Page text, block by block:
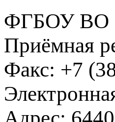
ФГБОУ ВО
Приёмная
Факс: +7